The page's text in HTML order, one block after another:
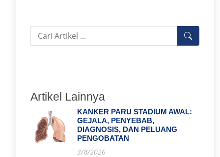
Artikel Lainnya
KANKER PARU STADIUM AWAL:
GEJALA, PENYEBAB,
DIAGNOSIS, DAN PELUANG
PENGOBATAN
3/8/2026